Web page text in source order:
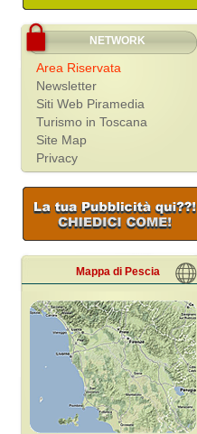
NETWORK
Area Riservata
Newsletter
Siti Web Piramedia
Turismo in Toscana
Site Map
Privacy
Mappa di Pescia